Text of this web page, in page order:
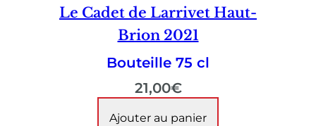
Le Cadet de Larrivet Haut-
Brion 2021
Bouteille 75 cl
21,00€
Ajouter au panier